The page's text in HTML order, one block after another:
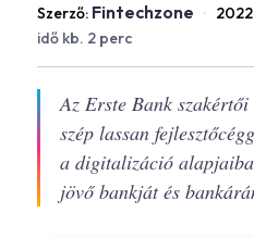
Szerző: Fintechzone ·
idő kb. 2 perc
Az Erste Bank
szép lassan
a digitalizáció
jövő bankját és